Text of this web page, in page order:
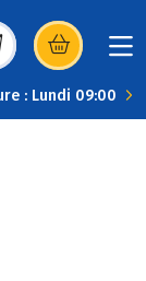
dans une
: Lundi 09:00